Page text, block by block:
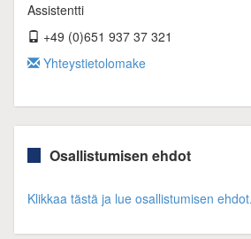
Assistentti
+49 (0)651 937 37 321
Yhteystietolomake
Osallistumisen ehdot
Klikkaa tästä ja lue osallistumisen ehdot.